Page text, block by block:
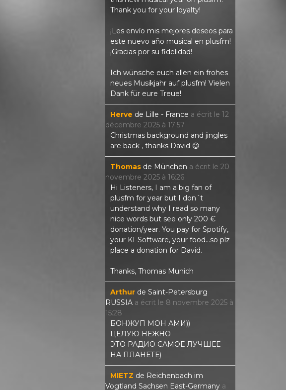
Thank you for your loyalty!
¡Les envío mis mejores deseos para
este nuevo año musical en plusfm!
¡Gracias por su fidelidad!
Ich wünsche euch allen ein frohes
neues Musikjahr auf plusfm! Vielen
Dank für eure Treue!
Herve de Lille - France a écrit le 12
décembre 2025 à 17:57
Christmas background and jingles
are back , thanks David 😉
Thomas de München a écrit le 20
novembre 2025 à 16:26
Hi Listeners, I am a big fan of
plusfm for year but I don´t
understand why I read so many
nice words but see only 200 €
donation/year. You pay for Spotify,
your KI-Software, your food...so plz
place a donation for David.
Thanks, Thomas Munich
Arthur de Saint-Petersburg
RUSSIA a écrit le 8 novembre 2025 à
15:28
БОНЖУП МОН АМИ))
ЦЕЛУЮ НЕЖНО
ЭТО РАДИО САМОЕ ЛУЧШЕЕ
НА ПЛАНЕТЕ)
MIETZ de Reichenbach im
Vogtland Sachsen East-Germany a